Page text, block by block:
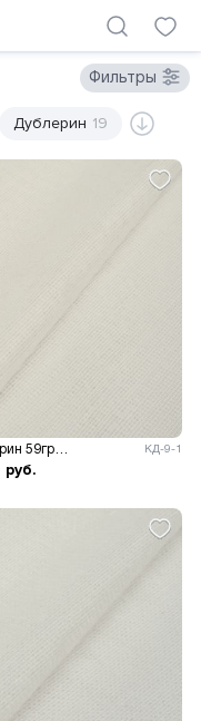
Фильтры
Дублерин 19
КД-9-1
руб.